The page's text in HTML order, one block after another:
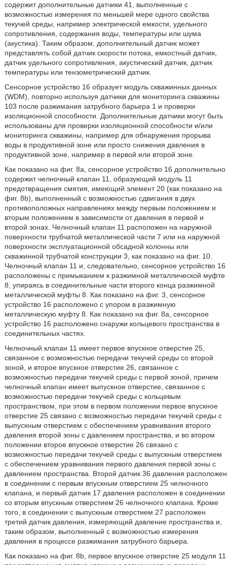
содержит дополнительные датчики 41, выполненные с
возможностью измерения по меньшей мере одного свойства
текучей среды, например электрической емкости, удельного
сопротивления, содержания воды, температуры или шума
(акустика). Таким образом, дополнительный датчик может
представлять собой датчик скорости потока, емкостный датчик,
датчик удельного сопротивления, акустический датчик, датчик
температуры или тензометрический датчик.
Сенсорное устройство 16 образует модуль скважинных данных
(WDM), повторно используя датчики для мониторинга скважины
103 после разжимания затрубного барьера 1 и проверки
изоляционной способности. Дополнительные датчики могут быть
использованы для проверки изоляционной способности и/или
мониторинга скважины, например для обнаружения прорыва
воды в продуктивной зоне или просто снижения давления в
продуктивной зоне, например в первой или второй зоне.
Как показано на фиг. 8а, сенсорное устройство 16 дополнительно
содержит челночный клапан 11, образующий модуль 11
предотвращения смятия, имеющий элемент 20 (как показано на
фиг. 8b), выполненный с возможностью сдвигания в двух
противоположных направлениях между первым положением и
вторым положением в зависимости от давления в первой и
второй зонах. Челночный клапан 11 расположен на наружной
поверхности трубчатой металлической части 7 или на наружной
поверхности эксплуатационной обсадной колонны или
скважинной трубчатой конструкции 3, как показано на фиг. 10.
Челночный клапан 11 и, следовательно, сенсорное устройство 16
расположены с примыканием к разжимной металлической муфте
8, упираясь в соединительные части второго конца разжимной
металлической муфты 8. Как показано на фиг. 3, сенсорное
устройство 16 расположено с упором в разжимную
металлическую муфту 8. Как показано на фиг. 8а, сенсорное
устройство 16 расположено снаружи кольцевого пространства в
соединительных частях.
Челночный клапан 11 имеет первое впускное отверстие 25,
связанное с возможностью передачи текучей среды со второй
зоной, и второе впускное отверстие 26, связанное с
возможностью передачи текучей среды с первой зоной, причем
челночный клапан имеет выпускное отверстие, связанное с
возможностью передачи текучей среды с кольцевым
пространством, при этом в первом положении первое впускное
отверстие 25 связано с возможностью передачи текучей среды с
выпускным отверстием с обеспечением уравнивания второго
давления второй зоны с давлением пространства, и во втором
положении второе впускное отверстие 26 связано с
возможностью передачи текучей среды с выпускным отверстием
с обеспечением уравнивания первого давления первой зоны с
давлением пространства. Второй датчик 36 давления расположен
в соединении с первым впускным отверстием 25 челночного
клапана, и первый датчик 17 давления расположен в соединении
со вторым впускным отверстием 26 челночного клапана. Кроме
того, в соединении с выпускным отверстием 27 расположен
третий датчик давления, измеряющий давление пространства и,
таким образом, выполненный с возможностью измерения
давления в процессе разжимания затрубного барьера.
Как показано на фиг. 8b, первое впускное отверстие 25 модуля 11